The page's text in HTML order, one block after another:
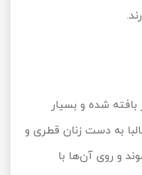
بافته شده و بسیار
به دست زنان قطری و
و روی آن‌ها با